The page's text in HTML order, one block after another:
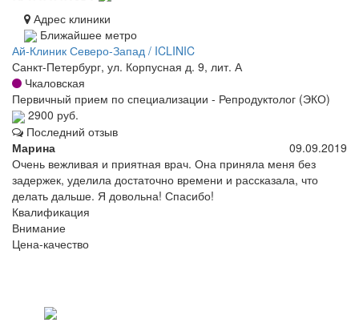
Адрес клиники
Ближайшее метро
Ай-Клиник Северо-Запад / ICLINIC
Санкт-Петербург, ул. Корпусная д. 9, лит. А
Чкаловская
Первичный прием по специализации - Репродуктолог (ЭКО)
2900 руб.
Последний отзыв
Марина
09.09.2019
Очень вежливая и приятная врач. Она приняла меня без
задержек, уделила достаточно времени и рассказала, что
делать дальше. Я довольна! Спасибо!
Квалификация
Внимание
Цена-качество